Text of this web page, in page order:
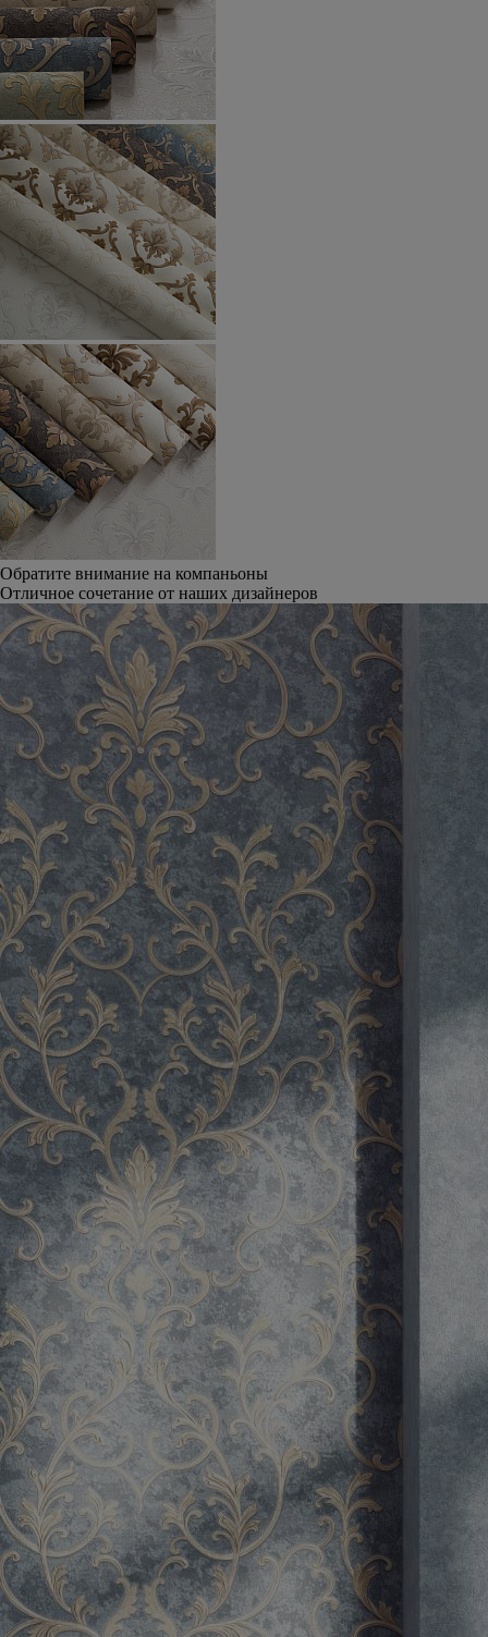
Обратите внимание на компаньоны
Отличное сочетание от наших дизайнеров